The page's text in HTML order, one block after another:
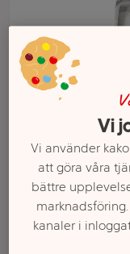
Vi
Vi använder
att göra våra
bättre
kanaler i